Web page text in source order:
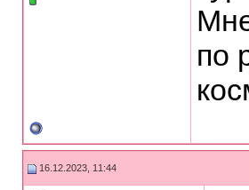
по
16.12.2023, 11:44